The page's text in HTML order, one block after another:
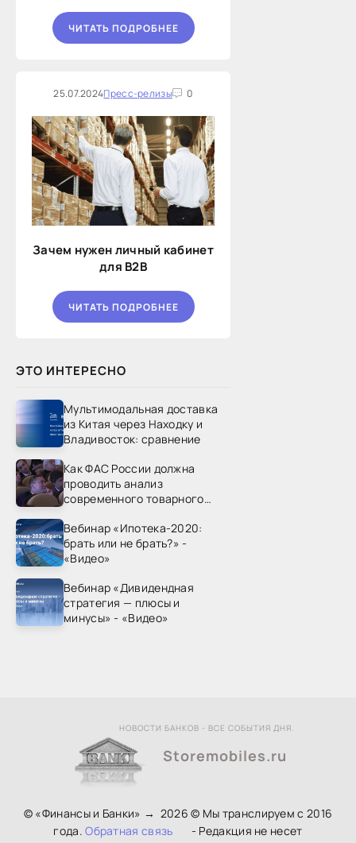
ЧИТАТЬ ПОДРОБНЕЕ
25.07.2024Пресс-релизы 0
Зачем нужен личный кабинет
для B2B
ЧИТАТЬ ПОДРОБНЕЕ
ЭТО ИНТЕРЕСНО
Мультимодальная доставка
из Китая через Находку и
Владивосток: сравнение
Как ФАС России должна
проводить анализ
современного товарного
России»
Вебинар «Ипотека-2020:
брать или не брать?» -
«Видео»
Вебинар «Дивидендная
стратегия — плюсы и
минусы» - «Видео»
Storemobiles.ru
НОВОСТИ БАНКОВ - ВСЕ СОБЫТИЯ ДНЯ.
© «Финансы и Банки» → 2026 © Мы транслируем с 2016
года.Обратная связь
- Редакция не несет